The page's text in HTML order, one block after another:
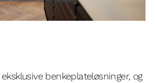
benkeplateløsninger, og